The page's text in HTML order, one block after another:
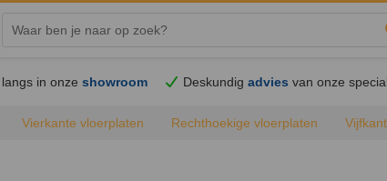
langs in onzeshowroom Deskundigadvies van onze
Vierkante vloerplaten Rechthoekige vloerplaten